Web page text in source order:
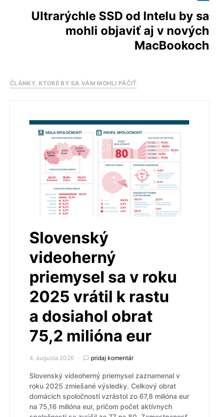
Ultrarýchle SSD od Intelu by sa
mohli objaviť aj v nových
MacBookoch
ČLÁNKY, KTORÉ BY SA VÁM MOHLI PÁČIŤ
Slovenský
videoherný
priemysel sa v roku
2025 vrátil k rastu
a dosiahol obrat
75,2 milióna eur
4. augusta 2026 pridaj komentár
Slovenský videoherný priemysel zaznamenal v
roku 2025 zmiešané výsledky. Celkový obrat
domácich spoločností vzrástol zo 67,8 milióna eur
na 75,16 milióna eur, pričom počet aktívnych